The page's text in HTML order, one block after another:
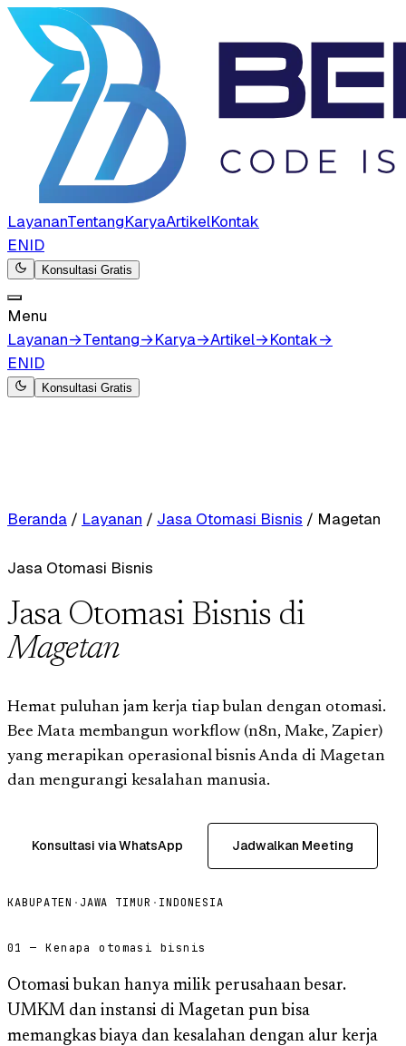
LayananTentangKaryaArtikelKontak
ENID
Konsultasi Gratis
Menu
Layanan→Tentang→Karya→Artikel→Kontak→
ENID
Konsultasi Gratis
Beranda / Layanan / Jasa Otomasi Bisnis / Magetan
Jasa Otomasi Bisnis
Jasa Otomasi Bisnis di
Magetan
Hemat puluhan jam kerja tiap bulan dengan otomasi.
Bee Mata membangun workflow (n8n, Make, Zapier)
yang merapikan operasional bisnis Anda di Magetan
dan mengurangi kesalahan manusia.
Konsultasi via WhatsApp Jadwalkan Meeting
KABUPATEN · JAWA TIMUR · INDONESIA
01 — Kenapa otomasi bisnis
Otomasi bukan hanya milik perusahaan besar.
UMKM dan instansi di Magetan pun bisa
memangkas biaya dan kesalahan dengan alur kerja